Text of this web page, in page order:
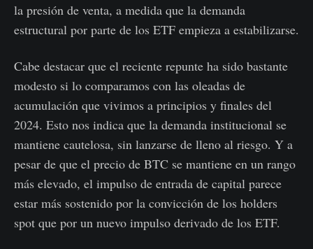
la presión de venta, a medida que la demanda
estructural por parte de los ETF empieza a estabilizarse.
Cabe destacar que el reciente repunte ha sido bastante
modesto si lo comparamos con las oleadas de
acumulación que vivimos a principios y finales del
2024. Esto nos indica que la demanda institucional se
mantiene cautelosa, sin lanzarse de lleno al riesgo. Y a
pesar de que el precio de BTC se mantiene en un rango
más elevado, el impulso de entrada de capital parece
estar más sostenido por la convicción de los holders
spot que por un nuevo impulso derivado de los ETF.